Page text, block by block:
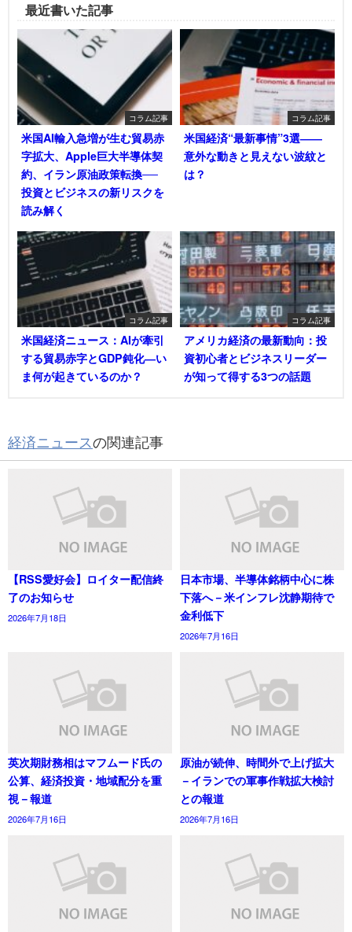
最近書いた記事
コラム記事
米国AI輸入急増が生む貿易赤
字拡大、Apple巨大半導体契
約、イラン原油政策転換──
投資とビジネスの新リスクを
読み解く
コラム記事
米国経済“最新事情”3選――
意外な動きと見えない波紋と
は？
コラム記事
米国経済ニュース：AIが牽引
する貿易赤字とGDP鈍化―い
ま何が起きているのか？
コラム記事
アメリカ経済の最新動向：投
資初心者とビジネスリーダー
が知って得する3つの話題
経済ニュースの関連記事
【RSS愛好会】ロイター配信終
了のお知らせ
2026年7月18日
日本市場、半導体銘柄中心に株
下落へ－米インフレ沈静期待で
金利低下
2026年7月16日
英次期財務相はマフムード氏の
公算、経済投資・地域配分を重
視－報道
2026年7月16日
原油が続伸、時間外で上げ拡大
－イランでの軍事作戦拡大検討
との報道
2026年7月16日